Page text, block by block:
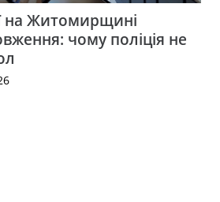
на Житомирщині
чому поліція не